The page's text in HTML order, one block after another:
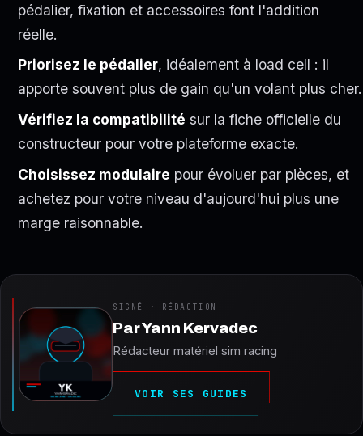
pédalier, fixation et accessoires font l'addition
réelle.
Priorisez le pédalier, idéalement à load cell : il
apporte souvent plus de gain qu'un volant plus cher.
Vérifiez la compatibilité sur la fiche officielle du
constructeur pour votre plateforme exacte.
Choisissez modulaire pour évoluer par pièces, et
achetez pour votre niveau d'aujourd'hui plus une
marge raisonnable.
SIGNÉ · RÉDACTION
ParYann Kervadec
Rédacteur matériel sim racing
VOIR SES GUIDES